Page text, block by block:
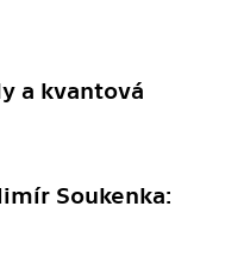
a kvantová
Soukenka: